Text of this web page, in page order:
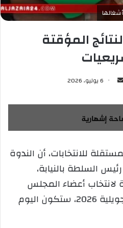
أشغالها
المؤقتة
س
ل
ب
ي
د
ل
6 يوليو، 2026
للانتخابات، أن الندوة
السلطة بالنيابة،
لانتخاب أعضاء المجلس
الشعبي الوطني ليوم 2 جويلية 2026، ستكون اليوم